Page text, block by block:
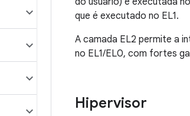
que é executado no EL1.
A camada EL2 permite a
no EL1/EL0, com fortes
Hipervisor